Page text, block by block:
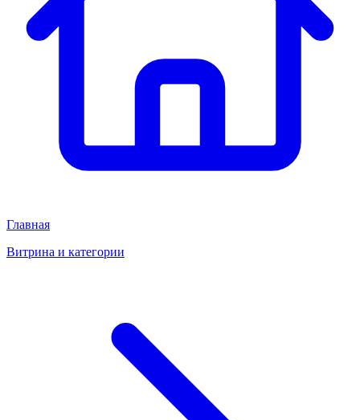
Главная
Витрина и категории